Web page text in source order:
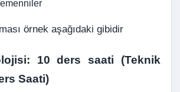
örnek aşağıdaki gibidir
10 ders saati (Teknik
Saati)